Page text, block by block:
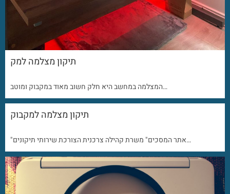
תיקון מצלמה למק
המצלמה במחשב היא חלק חשוב מאוד במקבוק ומוטב…
תיקון מצלמה למקבוק
"אתר המסכים" משרת קהילה צרכנית הצורכת שירותי תיקונים…